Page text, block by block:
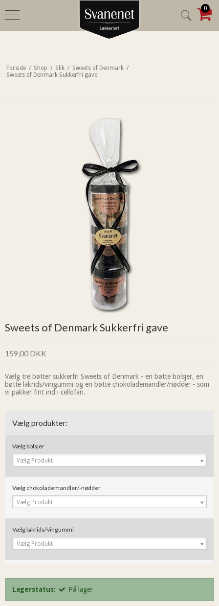
0
Forside / Shop / Slik / Sweets of Denmark /
Sweets of Denmark Sukkerfri gave
Sweets of Denmark Sukkerfri gave
159,00 DKK
Vælg tre bøtter sukkerfri Sweets of Denmark - en bøtte bolsjer, en
bøtte lakrids/vingummi og en bøtte chokolademandler/nødder - som
vi pakker fint ind i cellofan.
Vælg produkter:
Vælg bolsjer
Vælg Produkt
Vælg chokolademandler/-nødder
Vælg Produkt
Vælg lakrids/vingummi
Vælg Produkt
Lagerstatus: På lager